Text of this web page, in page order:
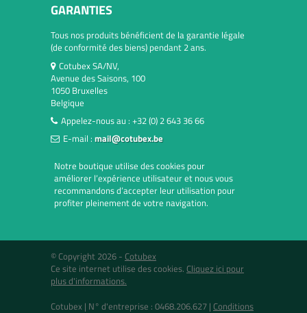
GARANTIES
Tous nos produits bénéficient de la garantie légale
(de conformité des biens) pendant 2 ans.
Cotubex SA/NV,
Avenue des Saisons, 100
1050 Bruxelles
Belgique
Appelez-nous au : +32 (0) 2 643 36 66
E-mail : mail@cotubex.be
Notre boutique utilise des cookies pour
améliorer l’expérience utilisateur et nous vous
recommandons d’accepter leur utilisation pour
profiter pleinement de votre navigation.
© Copyright 2026 - Cotubex
Ce site internet utilise des cookies. Cliquez ici pour
plus d'informations.
Cotubex | N° d'entreprise : 0468.206.627 | Conditions